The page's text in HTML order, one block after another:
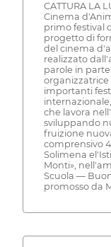
CATTURA LA
Cinema
primo festival
progetto di
del cinema
realizzato
parole in
importanti
che lavora
sviluppando
fruizione
comprensivo
Solimena
Monti»,
Scuola —
promosso da